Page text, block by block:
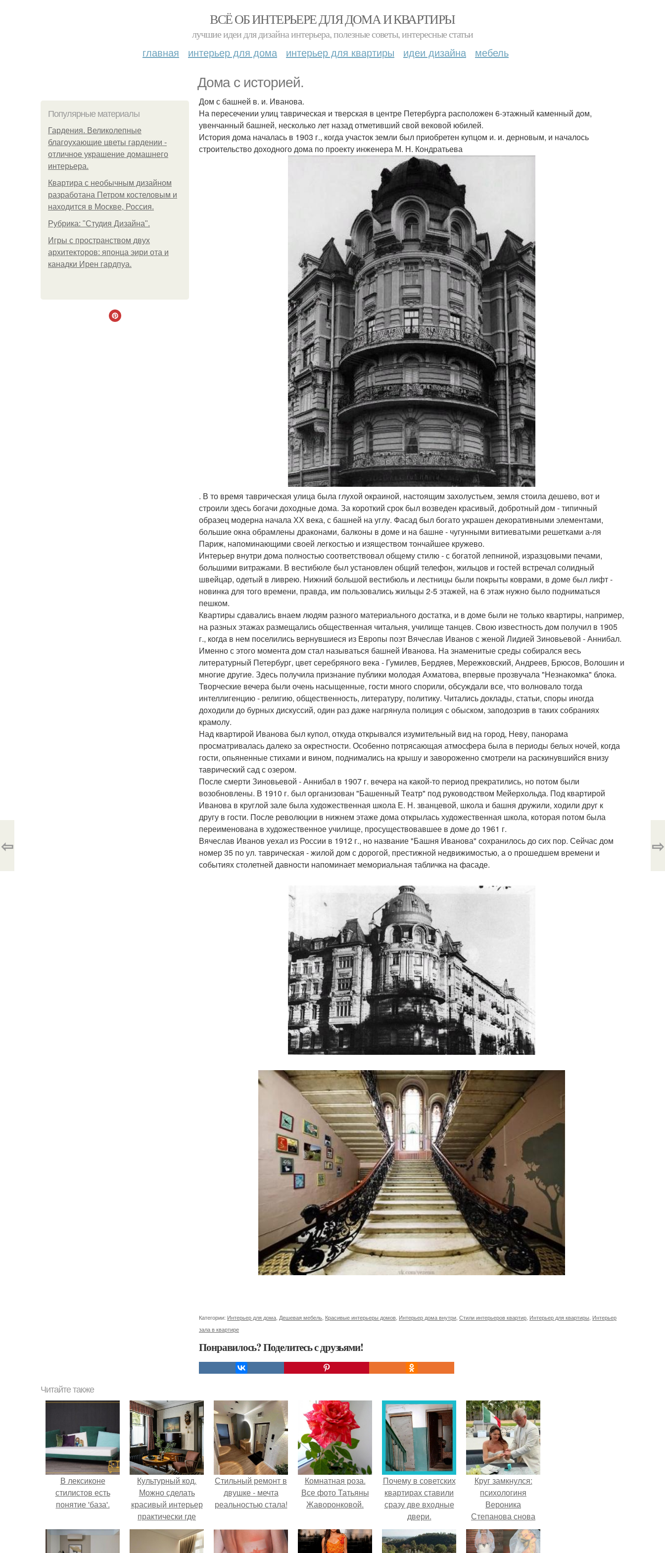
ВСЁ ОБ ИНТЕРЬЕРЕ ДЛЯ ДОМА И КВАРТИРЫ
лучшие идеи для дизайна интерьера, полезные советы, интересные статьи
главная интерьер для дома интерьер для квартиры идеи дизайна мебель
Дома с историей.
Популярные материалы
Гардения. Великолепные
благоухающие цветы гардении -
отличное украшение домашнего
интерьера.
Квартира с необычным дизайном
разработана Петром костеловым и
находится в Москве, Россия.
Рубрика: "Студия Дизайна".
Игры с пространством двух
архитекторов: японца эири ота и
канадки Ирен гардпуа.
Дом с башней в. и. Иванова.
На пересечении улиц таврическая и тверская в центре Петербурга расположен 6-этажный каменный дом,
увенчанный башней, несколько лет назад отметивший свой вековой юбилей.
История дома началась в 1903 г., когда участок земли был приобретен купцом и. и. дерновым, и началось
строительство доходного дома по проекту инженера М. Н. Кондратьева
. В то время таврическая улица была глухой окраиной, настоящим захолустьем, земля стоила дешево, вот и
строили здесь богачи доходные дома. За короткий срок был возведен красивый, добротный дом - типичный
образец модерна начала ХХ века, с башней на углу. Фасад был богато украшен декоративными элементами,
большие окна обрамлены драконами, балконы в доме и на башне - чугунными витиеватыми решетками а-ля
Париж, напоминающими своей легкостью и изяществом тончайшее кружево.
Интерьер внутри дома полностью соответствовал общему стилю - с богатой лепниной, изразцовыми печами,
большими витражами. В вестибюле был установлен общий телефон, жильцов и гостей встречал солидный
швейцар, одетый в ливрею. Нижний большой вестибюль и лестницы были покрыты коврами, в доме был лифт -
новинка для того времени, правда, им пользовались жильцы 2-5 этажей, на 6 этаж нужно было подниматься
пешком.
Квартиры сдавались внаем людям разного материального достатка, и в доме были не только квартиры, например,
на разных этажах размещались общественная читальня, училище танцев. Свою известность дом получил в 1905
г., когда в нем поселились вернувшиеся из Европы поэт Вячеслав Иванов с женой Лидией Зиновьевой - Аннибал.
Именно с этого момента дом стал называться башней Иванова. На знаменитые среды собирался весь
литературный Петербург, цвет серебряного века - Гумилев, Бердяев, Мережковский, Андреев, Брюсов, Волошин и
многие другие. Здесь получила признание публики молодая Ахматова, впервые прозвучала "Незнакомка" блока.
Творческие вечера были очень насыщенные, гости много спорили, обсуждали все, что волновало тогда
интеллигенцию - религию, общественность, литературу, политику. Читались доклады, статьи, споры иногда
доходили до бурных дискуссий, один раз даже нагрянула полиция с обыском, заподозрив в таких собраниях
крамолу.
Над квартирой Иванова был купол, откуда открывался изумительный вид на город, Неву, панорама
просматривалась далеко за окрестности. Особенно потрясающая атмосфера была в периоды белых ночей, когда
гости, опьяненные стихами и вином, поднимались на крышу и завороженно смотрели на раскинувшийся внизу
таврический сад с озером.
После смерти Зиновьевой - Аннибал в 1907 г. вечера на какой-то период прекратились, но потом были
возобновлены. В 1910 г. был организован "Башенный Театр" под руководством Мейерхольда. Под квартирой
Иванова в круглой зале была художественная школа Е. Н. званцевой, школа и башня дружили, ходили друг к
другу в гости. После революции в нижнем этаже дома открылась художественная школа, которая потом была
переименована в художественное училище, просуществовавшее в доме до 1961 г.
Вячеслав Иванов уехал из России в 1912 г., но название "Башня Иванова" сохранилось до сих пор. Сейчас дом
номер 35 по ул. таврическая - жилой дом с дорогой, престижной недвижимостью, а о прошедшем времени и
событиях столетней давности напоминает мемориальная табличка на фасаде.
Категории: Интерьер для дома Дешевая мебель Красивые интерьеры домов Интерьер дома внутри Стили интерьеров квартир Интерьер для квартиры Интерьер
зала в квартире
Понравилось? Поделитесь с друзьями!
⇦ ⇨
Читайте также
В лексиконе
стилистов есть
понятие 'база'.
Культурный код.
Можно сделать
красивый интерьер
практически где
угодно.
Стильный ремонт в
двушке - мечта
реальностью стала!
Комнатная роза.
Все фото Татьяны
Жаворонковой.
Почему в советских
квартирах ставили
сразу две входные
двери.
Круг замкнулся:
психологиня
Вероника
Степанова снова
вышла замуж за
собственного